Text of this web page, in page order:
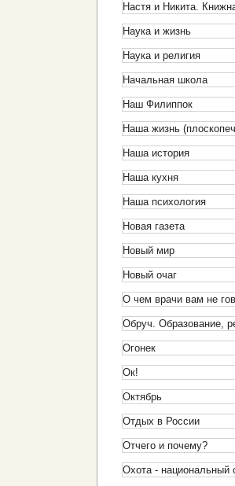
Настя и Никита.
Наука и жизнь
Наука и религия
Начальная школа
Наш Филиппок
Наша жизнь
Наша история
Наша кухня
Наша психология
Новая газета
Новый мир
Новый очаг
О чем врачи вам не
Обруч. Образование,
Огонек
Ок!
Октябрь
Отдых в России
Отчего и почему?
Охота - национальный